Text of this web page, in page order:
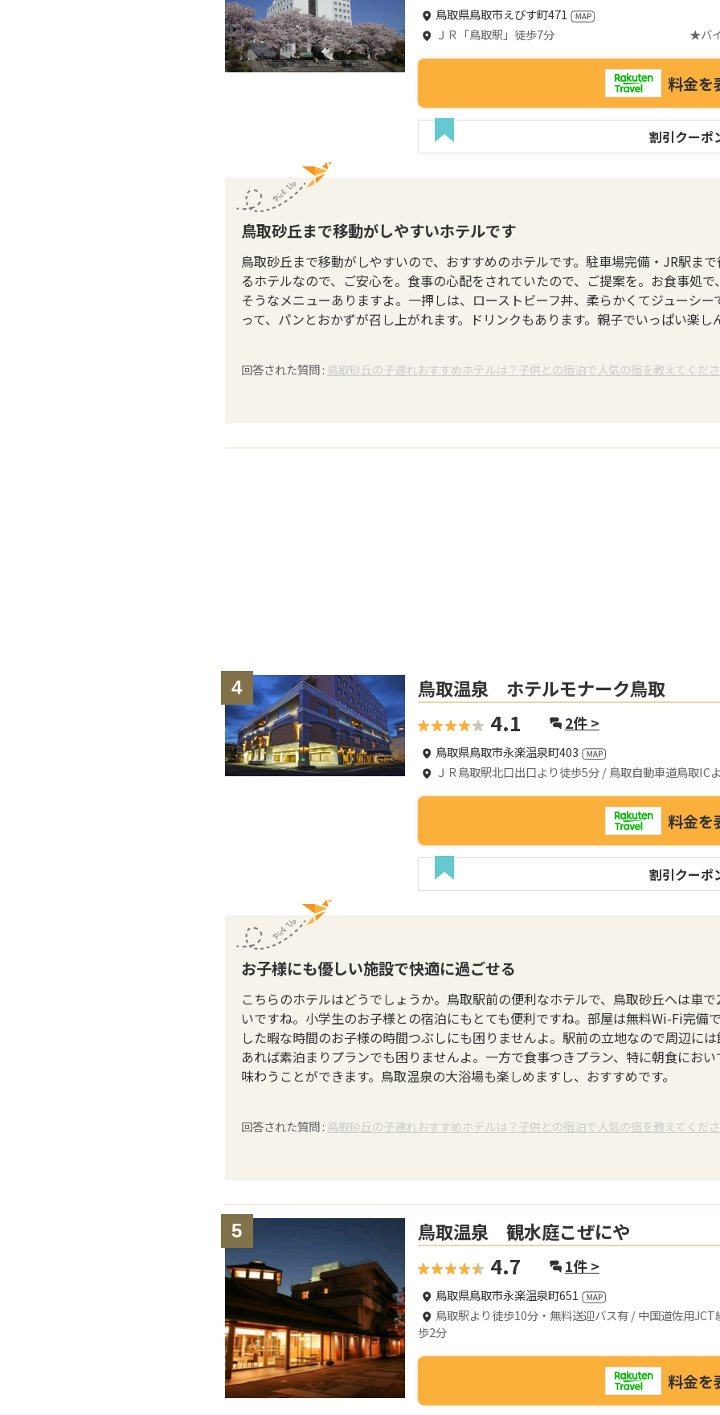
鳥取県鳥取市えびす町471
ＪＲ「鳥取駅」徒歩7分 ★バイク(屋
料金を
割引クーポ
鳥取砂丘まで移動がしやすいホテルです
鳥取砂丘まで移動がしやすいので、おすすめのホテルです。駐車場完備・JR駅ま
るホテルなので、ご安心を。食事の心配をされていたので、ご提案を。お食事処
そうなメニューありますよ。一押しは、ローストビーフ丼、柔らかくてジューシ
って、パンとおかずが召し上がれます。ドリンクもあります。親子でいっぱい楽し
回答された質問 : 鳥取砂丘の子連れおすすめホテルは？子供との宿泊で人気の宿を教えてくださ
4 鳥取温泉 ホテルモナーク鳥取
4.1 2件 >
鳥取県鳥取市永楽温泉町403
ＪＲ鳥取駅北口出口より徒歩5分 / 鳥取自動車道鳥取
料金を
割引クーポ
お子様にも優しい施設で快適に過ごせる
こちらのホテルはどうでしょうか。鳥取駅前の便利なホテルで、鳥取砂丘へは車
いですね。小学生のお子様との宿泊にもとても便利ですね。部屋は無料Wi-Fi完備
した暇な時間のお子様の時間つぶしにも困りませんよ。駅前の立地なので周辺に
あれば素泊まりプランでも困りませんよ。一方で食事つきプラン、特に朝食にお
味わうことができます。鳥取温泉の大浴場も楽しめますし、おすすめです。
回答された質問 : 鳥取砂丘の子連れおすすめホテルは？子供との宿泊で人気の宿を教えてくださ
5 鳥取温泉 観水庭こぜにや
4.7 1件 >
鳥取県鳥取市永楽温泉町651
鳥取駅より徒歩10分・無料送迎バス有 / 中国道佐用
歩2分
料金を